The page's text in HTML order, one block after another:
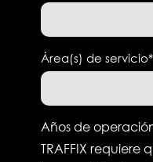
Área(s) de servicio*
Años de
TRAFFIX requiere